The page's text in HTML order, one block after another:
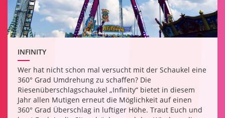
INFINITY
Wer hat nicht schon mal versucht mit der Schaukel eine
360° Grad Umdrehung zu schaffen? Die
Riesenüberschlagschaukel „Infinity“ bietet in diesem
Jahr allen Mutigen erneut die Möglichkeit auf einen
360° Grad Überschlag in luftiger Höhe. Traut Euch und